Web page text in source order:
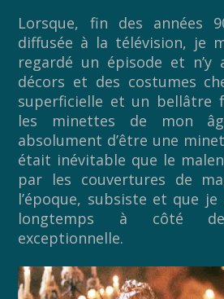
Lorsque, fin des années
diffusée à la télévision, je
regardé un épisode et n’y
décors et des costumes
superficielle et un bellâtre
les minettes de mon
absolument d’être une
était inévitable que le
par les couvertures de
l’époque, subsiste et que je
longtemps à côté
exceptionnelle.